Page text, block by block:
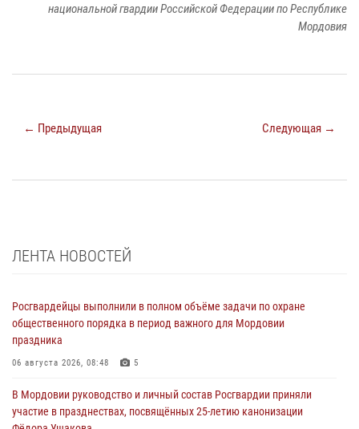
национальной гвардии Российской Федерации по Республике
Мордовия
← Предыдущая Следующая →
ЛЕНТА НОВОСТЕЙ
Росгвардейцы выполнили в полном объёме задачи по охране
общественного порядка в период важного для Мордовии
праздника
06 августа 2026, 08:48 5
В Мордовии руководство и личный состав Росгвардии приняли
участие в празднествах, посвящённых 25-летию канонизации